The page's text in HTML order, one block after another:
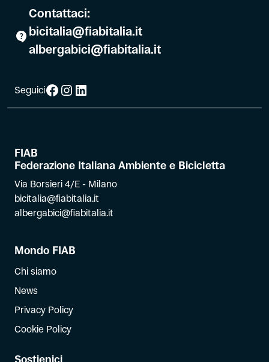
Contattaci:
bicitalia@fiabitalia.it
albergabici@fiabitalia.it
SeguiciFacebook
Instagram
LinkedIn
FIAB
Federazione Italiana Ambiente e Bicicletta
Via Borsieri 4/E - Milano
bicitalia@fiabitalia.it
albergabici@fiabitalia.it
Mondo FIAB
Chi siamo
News
Privacy Policy
Cookie Policy
Sostienici